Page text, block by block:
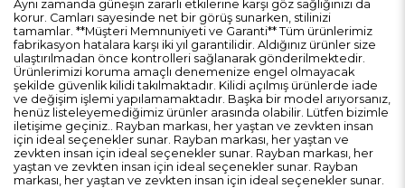
Aynı zamanda güneşin zararlı etkilerine karşı göz sağlığınızı da
korur. Camları sayesinde net bir görüş sunarken, stilinizi
tamamlar. **Müşteri Memnuniyeti ve Garanti** Tüm ürünlerimiz
fabrikasyon hatalara karşı iki yıl garantilidir. Aldığınız ürünler size
ulaştırılmadan önce kontrolleri sağlanarak gönderilmektedir.
Ürünlerimizi koruma amaçlı denemenize engel olmayacak
şekilde güvenlik kilidi takılmaktadır. Kilidi açılmış ürünlerde iade
ve değişim işlemi yapılamamaktadır. Başka bir model arıyorsanız,
henüz listeleyemediğimiz ürünler arasında olabilir. Lütfen bizimle
iletişime geçiniz.. Rayban markası, her yaştan ve zevkten insan
için ideal seçenekler sunar. Rayban markası, her yaştan ve
zevkten insan için ideal seçenekler sunar. Rayban markası, her
yaştan ve zevkten insan için ideal seçenekler sunar. Rayban
markası, her yaştan ve zevkten insan için ideal seçenekler sunar.